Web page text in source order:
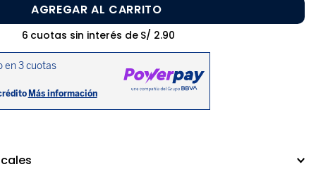
AGREGAR AL CARRITO
6 cuotas sin interés de S/ 2.90